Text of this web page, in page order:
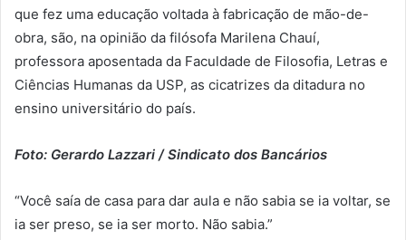
que fez uma educação voltada à fabricação de mão-de-
obra, são, na opinião da filósofa Marilena Chauí,
professora aposentada da Faculdade de Filosofia, Letras e
Ciências Humanas da USP, as cicatrizes da ditadura no
ensino universitário do país.
Foto: Gerardo Lazzari / Sindicato dos Bancários
“Você saía de casa para dar aula e não sabia se ia voltar, se
ia ser preso, se ia ser morto. Não sabia.”